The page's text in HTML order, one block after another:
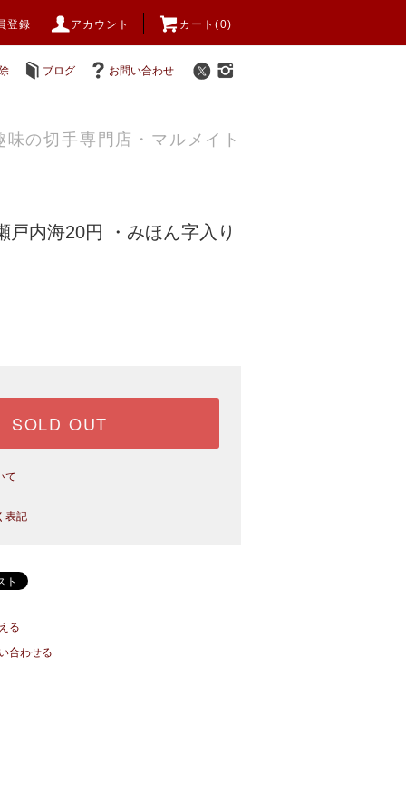
登録 アカウント カート(0)
ブログ お問い合わせ
味の切手専門店・マルメイト
戸内海20円 ・みほん字入り
SOLD OUT
て
表記
る
合わせる